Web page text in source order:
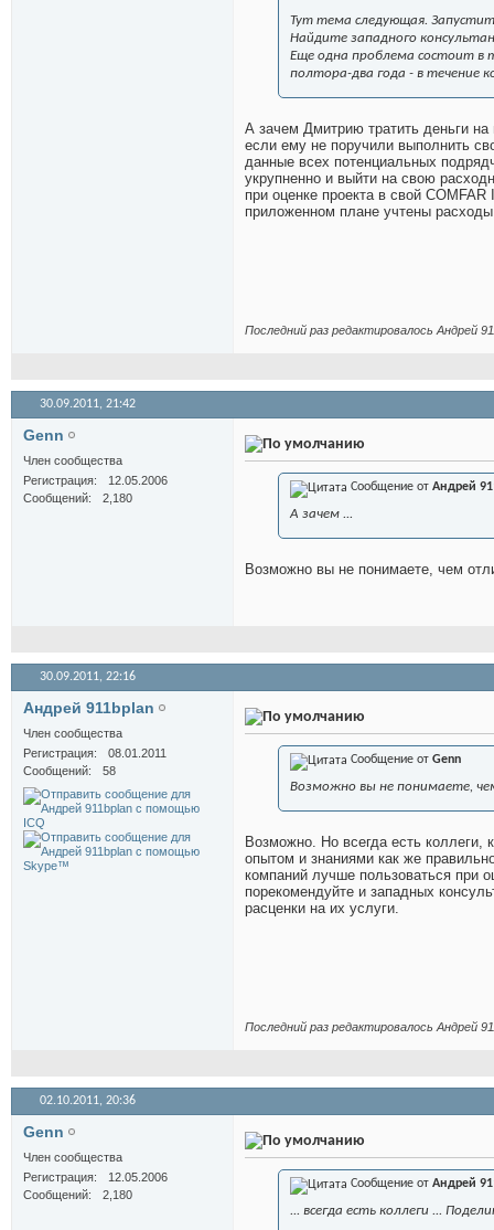
Тут тема следующая.
Найдите западного
Еще одна проблема состоит в
полтора-два года - в течение
А зачем Дмитрию тратить деньги на
если ему не поручили выполнить
данные всех потенциальных
укрупненно и выйти на свою
при оценке проекта в свой
приложенном плане учтены расходы
Последний раз редактировалось Андрей
30.09.2011, 21:42
Genn
Член сообщества
Регистрация
12.05.2006
Сообщений
2,180
Сообщение от Андрей
А зачем ...
Возможно вы не понимаете, чем
30.09.2011, 22:16
Андрей 911bplan
Член сообщества
Регистрация
08.01.2011
Сообщений
58
Сообщение от Genn
Возможно вы не понимаете,
Возможно. Но всегда есть
опытом и знаниями как же
компаний лучше пользоваться при
порекомендуйте и западных
расценки на их услуги.
Последний раз редактировалось Андрей
02.10.2011, 20:36
Genn
Член сообщества
Регистрация
12.05.2006
Сообщений
2,180
Сообщение от Андрей
... всегда есть коллеги ...